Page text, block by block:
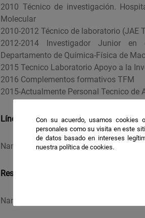
2010 Técnico de investigación.
Molecular
2010-2012 Técnico de laboratorio (JAE
2012-2014 Investigador Junior en
Departamento de Química-Física de
2015 Tecnico Laboratorio Apoyo a la
2016 Complementos formativos TFM
2015-Actualmente Personal Tecnico de
Líneas de investigación
Nanoanticuerpos contra el virus de la
Resultados destacables
Nanoanticuerpos que reconocen el virus
Con su acuerdo, usamos cookies
personales como su visita en este
de datos basado en intereses
nuestra política de cookies.